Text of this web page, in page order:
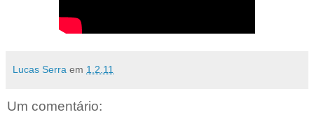
Lucas Serra em 1.2.11
Um comentário: